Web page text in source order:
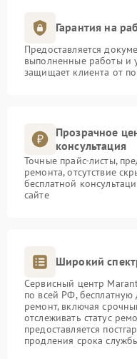
Гарантия на
Предоставляется
выполненные работы и
защищает клиента от
Прозрачное
консультация
Точные прайс-листы,
ремонта, отсутствие
бесплатной
сайте
Широкий
Сервисный центр
по всей РФ, бесплатную
ремонт, включая
отслеживать статус
предоставляется
продления срока